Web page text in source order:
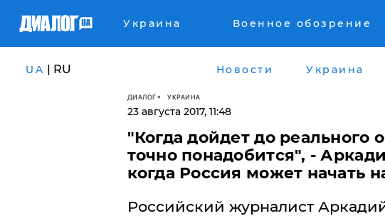
Украина Военное обозрение
UA | RU Новости Украина
ДИАЛОГ УКРАИНА
23 августа 2017, 11:48
"Когда дойдет до реального
точно понадобится", -
когда Россия может начать
Российский журналист